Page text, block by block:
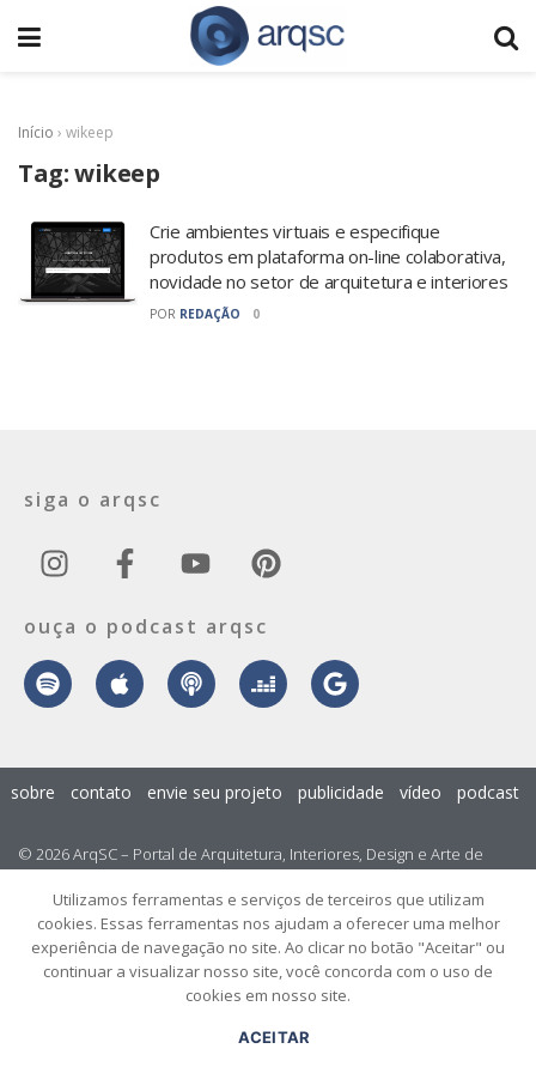
Início › wikeep
Tag:wikeep
Crie ambientes virtuais e especifique
produtos em plataforma on-line colaborativa,
novidade no setor de arquitetura e interiores
POR REDAÇÃO 0
siga o arqsc
ouça o podcast arqsc
© 2026 ArqSC – Portal de Arquitetura, Interiores, Design e Arte de
sobre contato envie seu projeto publicidade vídeo podcast
Utilizamos ferramentas e serviços de terceiros que utilizam
cookies. Essas ferramentas nos ajudam a oferecer uma melhor
experiência de navegação no site. Ao clicar no botão "Aceitar" ou
continuar a visualizar nosso site, você concorda com o uso de
cookies em nosso site.
ACEITAR